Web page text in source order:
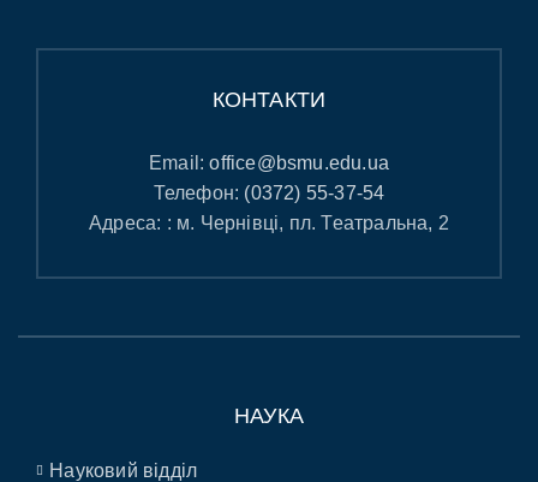
КОНТАКТИ
Email:office@bsmu.edu.ua
Телефон: (0372) 55-37-54
Адреса: : м. Чернівці, пл. Театральна, 2
НАУКА
Науковий відділ